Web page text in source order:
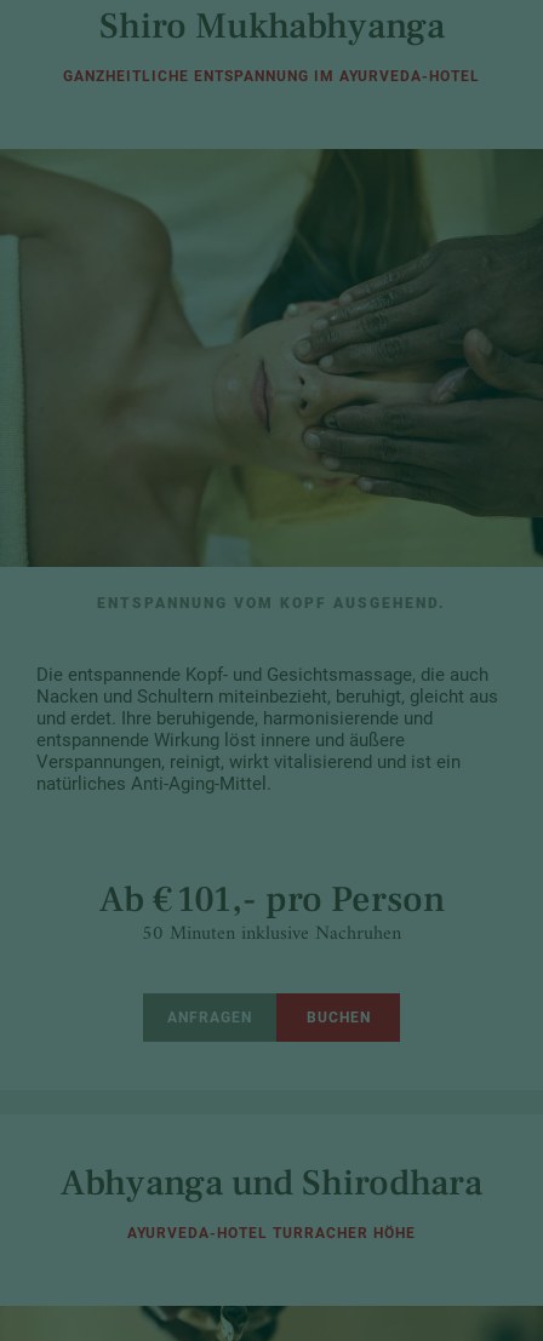
Shiro Mukhabhyanga
GANZHEITLICHE ENTSPANNUNG IM AYURVEDA-HOTEL
ENTSPANNUNG VOM KOPF AUSGEHEND.
Die entspannende Kopf- und Gesichtsmassage, die auch
Nacken und Schultern miteinbezieht, beruhigt, gleicht aus
und erdet. Ihre beruhigende, harmonisierende und
entspannende Wirkung löst innere und äußere
Verspannungen, reinigt, wirkt vitalisierend und ist ein
natürliches Anti-Aging-Mittel.
Ab € 101,- pro Person
50 Minuten inklusive Nachruhen
ANFRAGEN BUCHEN
Abhyanga und Shirodhara
AYURVEDA-HOTEL TURRACHER HÖHE